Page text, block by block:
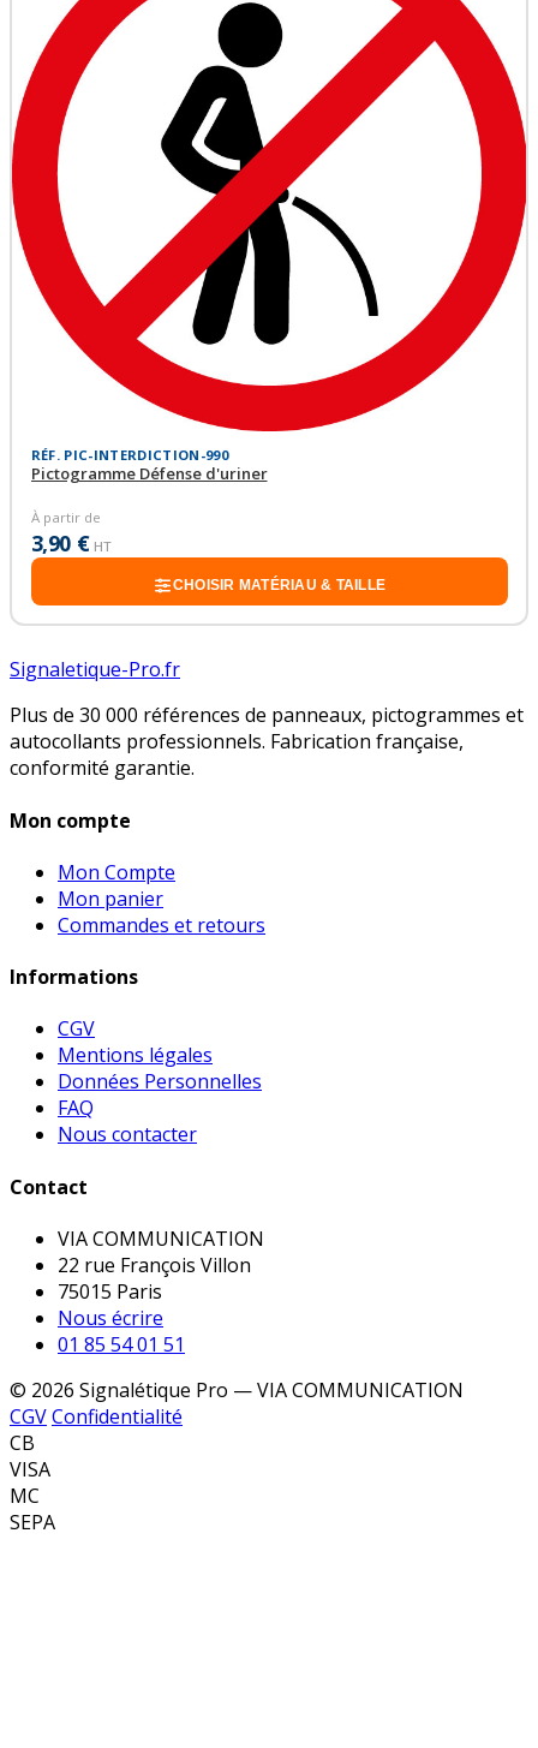
RÉF. PIC-INTERDICTION-990
Pictogramme Défense d'uriner
À partir de
3,90 € HT
CHOISIR MATÉRIAU & TAILLE
Signaletique-Pro.fr
Plus de 30 000 références de panneaux, pictogrammes et
autocollants professionnels. Fabrication française,
conformité garantie.
Mon compte
Mon Compte
Mon panier
Commandes et retours
Informations
CGV
Mentions légales
Données Personnelles
FAQ
Nous contacter
Contact
VIA COMMUNICATION
22 rue François Villon
75015 Paris
Nous écrire
01 85 54 01 51
© 2026 Signalétique Pro — VIA COMMUNICATION
CGVConfidentialité
CB
VISA
MC
SEPA